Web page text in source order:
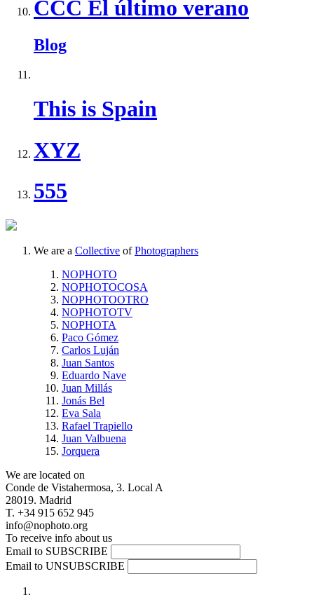
CCC El último verano
Blog
This is Spain
XYZ
555
We are a Collective of Photographers
NOPHOTO
NOPHOTOCOSA
NOPHOTOOTRO
NOPHOTOTV
NOPHOTA
Paco Gómez
Carlos Luján
Juan Santos
Eduardo Nave
Juan Millás
Jonás Bel
Eva Sala
Rafael Trapiello
Juan Valbuena
Jorquera
We are located on
Conde de Vistahermosa, 3. Local A
28019. Madrid
T. +34 915 652 945
info@nophoto.org
To receive info about us
Email to SUBSCRIBE
Email to UNSUBSCRIBE